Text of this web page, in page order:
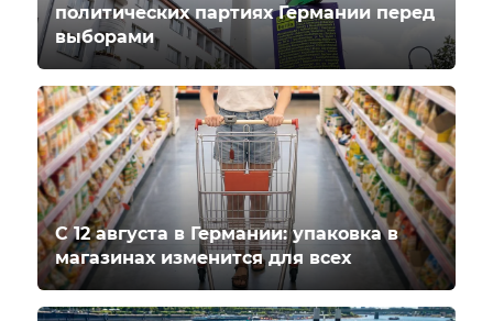
политических партиях Германии перед
выборами
С 12 августа в Германии: упаковка в
магазинах изменится для всех